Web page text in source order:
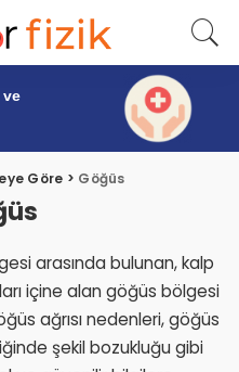
ve
Göre > Göğüs
arasında bulunan, kalp
içine alan göğüs bölgesi
ağrısı nedenleri, göğüs
şekil bozukluğu gibi